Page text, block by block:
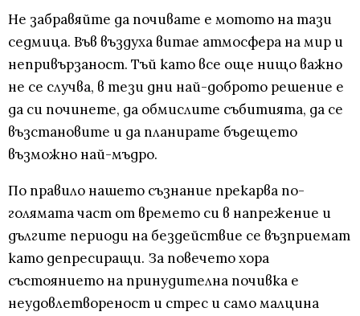
Не забравяйте да почивате е мотото на тази
седмица. Във въздуха витае атмосфера на мир и
непривързаност. Тъй като все още нищо важно
не се случва, в тези дни най-доброто решение е
да си починете, да обмислите събитията, да се
възстановите и да планирате бъдещето
възможно най-мъдро.
По правило нашето съзнание прекарва по-
голямата част от времето си в напрежение и
дългите периоди на бездействие се възприемат
като депресиращи. За повечето хора
състоянието на принудителна почивка е
неудовлетвореност и стрес и само малцина